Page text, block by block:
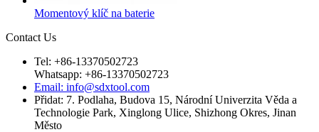
Momentový klíč na baterie
Contact Us
Tel: +86-13370502723
Whatsapp: +86-13370502723
Email: info@sdxtool.com
Přidat: 7. Podlaha, Budova 15, Národní Univerzita Věda a
Technologie Park, Xinglong Ulice, Shizhong Okres, Jinan
Město